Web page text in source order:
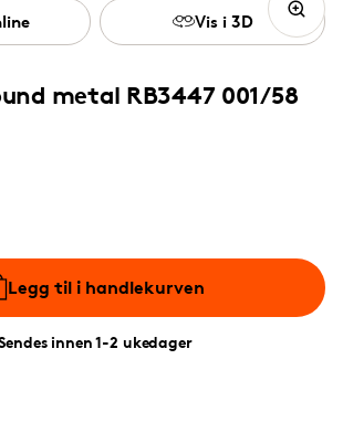
metal RB3447 001/58
Legg til i handlekurven
innen 1-2 ukedager
Vis i 3D